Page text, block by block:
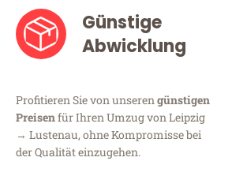
Günstige
Abwicklung
Profitieren Sie von unserengünstigen
Preisenfür Ihren Umzug von Leipzig
→ Lustenau, ohne Kompromisse bei
der Qualität einzugehen.